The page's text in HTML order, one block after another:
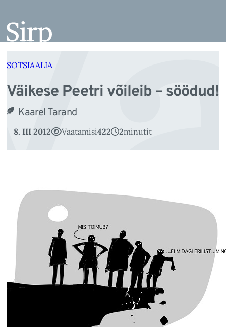
juurde
SOTSIAALIA
Väikese Peetri võileib – söödud!
Kaarel Tarand
8. III 2012 Vaatamisi422 2minutit